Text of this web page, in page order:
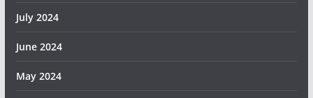
July 2024
June 2024
May 2024